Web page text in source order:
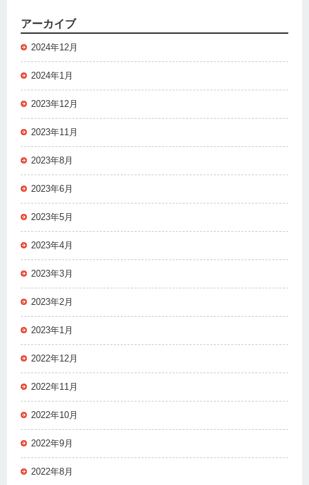
アーカイブ
2024年12月
2024年1月
2023年12月
2023年11月
2023年8月
2023年6月
2023年5月
2023年4月
2023年3月
2023年2月
2023年1月
2022年12月
2022年11月
2022年10月
2022年9月
2022年8月